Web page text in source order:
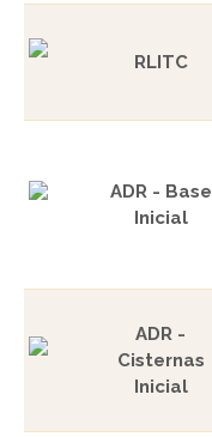
RLITC
ADR - Base
Inicial
ADR -
Cisternas
Inicial